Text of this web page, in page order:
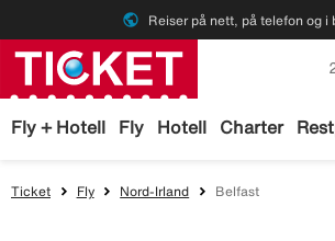
public Reiser på nett, på telefon og i
Fly + Hotell Fly Hotell Charter
Ticket Fly Nord-Irland Belfast